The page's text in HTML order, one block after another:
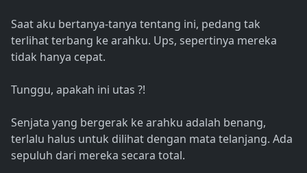
Saat aku bertanya-tanya tentang ini, pedang tak
terlihat terbang ke arahku. Ups, sepertinya mereka
tidak hanya cepat.
Tunggu, apakah ini utas ?!
Senjata yang bergerak ke arahku adalah benang,
terlalu halus untuk dilihat dengan mata telanjang. Ada
sepuluh dari mereka secara total.